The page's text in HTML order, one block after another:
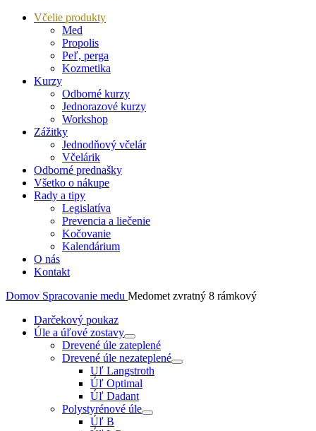
Včelie produkty
Med
Propolis
Peľ, perga
Kozmetika
Kurzy
Odborné kurzy
Jednorazové kurzy
Workshop
Zážitky
Jednodňový včelár
Včelárik
Odborné prednašky
Všetko o nákupe
Rady a tipy
Legislatíva
Prevencia a liečenie
Kočovanie
Kalendárium
O nás
Kontakt
Domov Spracovanie medu Medomet zvratný 8 rámkový
Darčekový poukaz
Úle a úľové zostavy
Drevené úle zateplené
Drevené úle nezateplené
Uľ Langstroth
Úľ Optimal
Úľ Dadant
Polystyrénové úle
Úľ B